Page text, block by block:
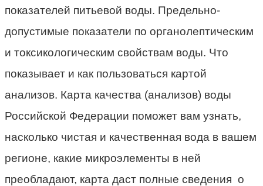
показателей питьевой воды. Предельно-
допустимые показатели по органолептическим
и токсикологическим свойствам воды. Что
показывает и как пользоваться картой
анализов. Карта качества (анализов) воды
Российской Федерации поможет вам узнать,
насколько чистая и качественная вода в вашем
регионе, какие микроэлементы в ней
преобладают, карта даст полные сведения о